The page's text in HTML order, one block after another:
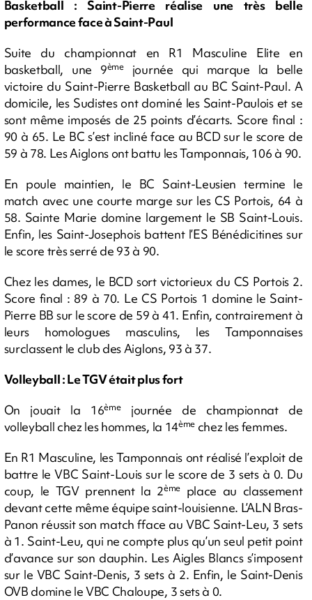
Basketball : Saint-Pierre réalise une très belle
performance face à Saint-Paul
Suite du championnat en R1 Masculine Elite en
basketball, une 9èmejournée qui marque la belle
victoire du Saint-Pierre Basketball au BC Saint-Paul. A
domicile, les Sudistes ont dominé les Saint-Paulois et se
sont même imposés de 25 points d’écarts. Score final :
90 à 65. Le BC s’est incliné face au BCD sur le score de
59 à 78. Les Aiglons ont battu les Tamponnais, 106 à 90.
En poule maintien, le BC Saint-Leusien termine le
match avec une courte marge sur les CS Portois, 64 à
58. Sainte Marie domine largement le SB Saint-Louis.
Enfin, les Saint-Josephois battent l’ES Bénédicitines sur
le score très serré de 93 à 90.
Chez les dames, le BCD sort victorieux du CS Portois 2.
Score final : 89 à 70. Le CS Portois 1 domine le Saint-
Pierre BB sur le score de 59 à 41. Enfin, contrairement à
leurs homologues masculins, les Tamponnaises
surclassent le club des Aiglons, 93 à 37.
Volleyball : Le TGV était plus fort
On jouait la 16èmejournée de championnat de
volleyball chez les hommes, la 14ème chez les femmes.
En R1 Masculine, les Tamponnais ont réalisé l’exploit de
battre le VBC Saint-Louis sur le score de 3 sets à 0. Du
coup, le TGV prennent la 2ème place au classement
devant cette même équipe saint-louisienne. L’ALN Bras-
Panon réussit son match fface au VBC Saint-Leu, 3 sets
à 1. Saint-Leu, qui ne compte plus qu’un seul petit point
d’avance sur son dauphin. Les Aigles Blancs s’imposent
sur le VBC Saint-Denis, 3 sets à 2. Enfin, le Saint-Denis
OVB domine le VBC Chaloupe, 3 sets à 0.